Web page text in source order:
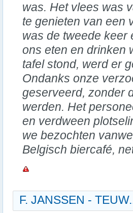
was. Het vlees was
te genieten van een
was de tweede keer
ons eten en drinken
tafel stond, werd er
Ondanks onze
geserveerd, zonder
werden. Het
en verdween
we bezochten
Belgisch biercafé,
F. JANSSEN -